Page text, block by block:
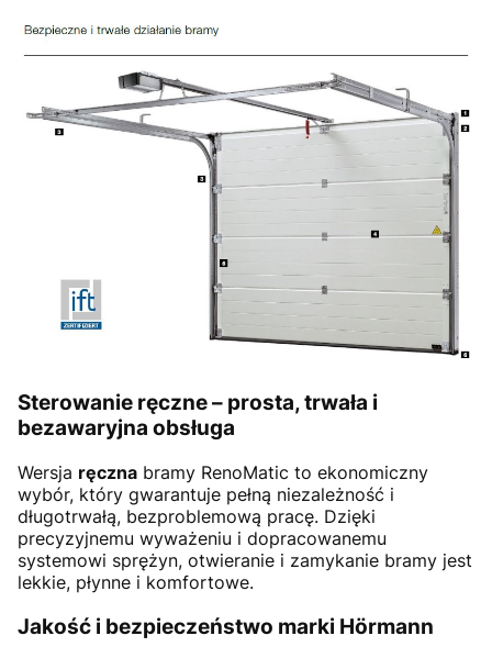
Sterowanie ręczne – prosta, trwała i
bezawaryjna obsługa
Wersja ręczna bramy RenoMatic to ekonomiczny
wybór, który gwarantuje pełną niezależność i
długotrwałą, bezproblemową pracę. Dzięki
precyzyjnemu wyważeniu i dopracowanemu
systemowi sprężyn, otwieranie i zamykanie bramy jest
lekkie, płynne i komfortowe.
Jakość i bezpieczeństwo marki Hörmann